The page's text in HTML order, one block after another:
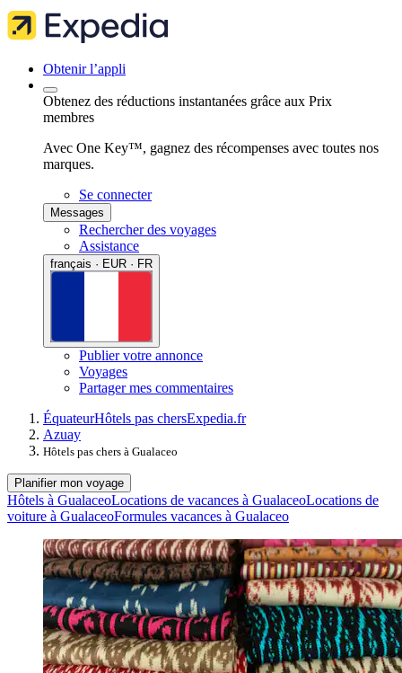
Obtenir l’appli
Obtenez des réductions instantanées grâce aux Prix
membres
Avec One Key™, gagnez des récompenses avec toutes nos
marques.
Se connecter
Messages
Rechercher des voyages
Assistance
français · EUR · FR
Publier votre annonce
Voyages
Partager mes commentaires
ÉquateurHôtels pas chersExpedia.fr
Azuay
Hôtels pas chers à Gualaceo
Planifier mon voyage
Hôtels à GualaceoLocations de vacances à GualaceoLocations de
voiture à GualaceoFormules vacances à Gualaceo